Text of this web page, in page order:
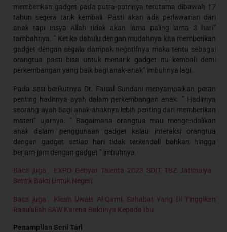
memberikan gadget pada putra-putrinya terutama dibawah 17
tahun segera tarik kembali. Pasti akan ada perlawanan dari
anak tapi Insya Allah tidak akan lama paling lama 3 hari”
tambahnya. ” Ketika dahulu dengan mudahnya kita memberikan
gadget dengan segala dampak negatifnya maka tentu sebagai
orangtua pasti bisa untuk menarik gadget itu kembali demi
perkembangan yang baik bagi anak-anak” imbuhnya lagi.
Pada sesi berikutnya Dr. Faisal Sundani menyampaikan peran
penting hadirnya ayah dalam perkembangan anak. ” Hadirnya
seorang ayah bagi anak-anaknya lebih penting dari memberikan
materi” ujarnya. ” Bagaimana orangtua mau mengendalikan
anak dalam penggunaan gadget kalau interaksi orangtua
dengan gadget setiap hari tidak terkendali bahkan hingga
berjam-jam dengan gadget ” imbuhnya.
Baca juga : EXPO Gebyar Talenta 2023 SDIT TBZ Jatimulya :
Setitik Bakti Untuk Negeri.
Baca juga : Kisah Uwais Al-Qarni, Sahabat Yang Di Tinggikan
Rasulullah SAW Karena Baktinya Kepada Ibu.
Penampilan Seni Tari